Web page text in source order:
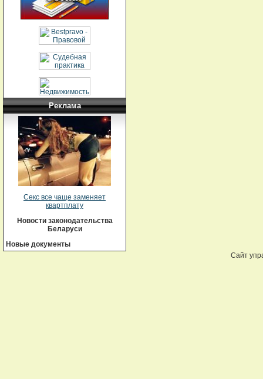
Реклама
Секс все чаще заменяет
квартплату
Новости законодательства
Беларуси
Новые документы
Сайт